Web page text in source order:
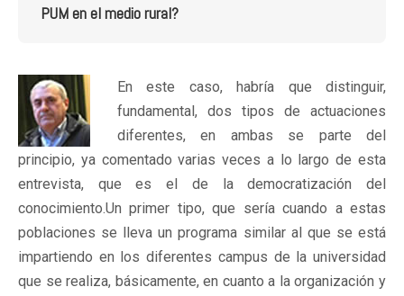
PUM en el medio rural?
En este caso, habría que distinguir,
fundamental, dos tipos de actuaciones
diferentes, en ambas se parte del
principio, ya comentado varias veces a lo largo de esta
entrevista, que es el de la democratización del
conocimiento.Un primer tipo, que sería cuando a estas
poblaciones se lleva un programa similar al que se está
impartiendo en los diferentes campus de la universidad
que se realiza, básicamente, en cuanto a la organización y